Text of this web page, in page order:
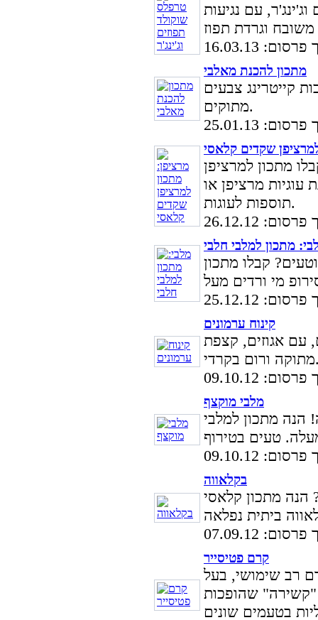
עם נגיעות
16.03.13
מתכון להכנת מאלבי
קייטרינג צבעים
מתוקים.
25.01.13
שקדים קלאסי
מתכון למרציפן
מרציפן או
תוספות לעוגות.
26.12.12
מתכון למלבי חלבי
קבלו מתכון
25.12.12
קינוח ערמונים
עם אגוזים, קצפת
בקרדי.
09.10.12
מלבי מוקצף
הנה מתכון למלבי
09.10.12
בקלאווה
הנה מתכון קלאסי
07.09.12
קרם פטיסייר
רב שימושי, בעל
"קשירה" שהופכות